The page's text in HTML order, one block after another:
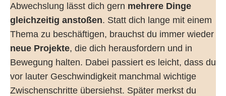
Abwechslung lässt dich gern mehrere Dinge
gleichzeitig anstoßen. Statt dich lange mit einem
Thema zu beschäftigen, brauchst du immer wieder
neue Projekte, die dich herausfordern und in
Bewegung halten. Dabei passiert es leicht, dass du
vor lauter Geschwindigkeit manchmal wichtige
Zwischenschritte übersiehst. Später merkst du